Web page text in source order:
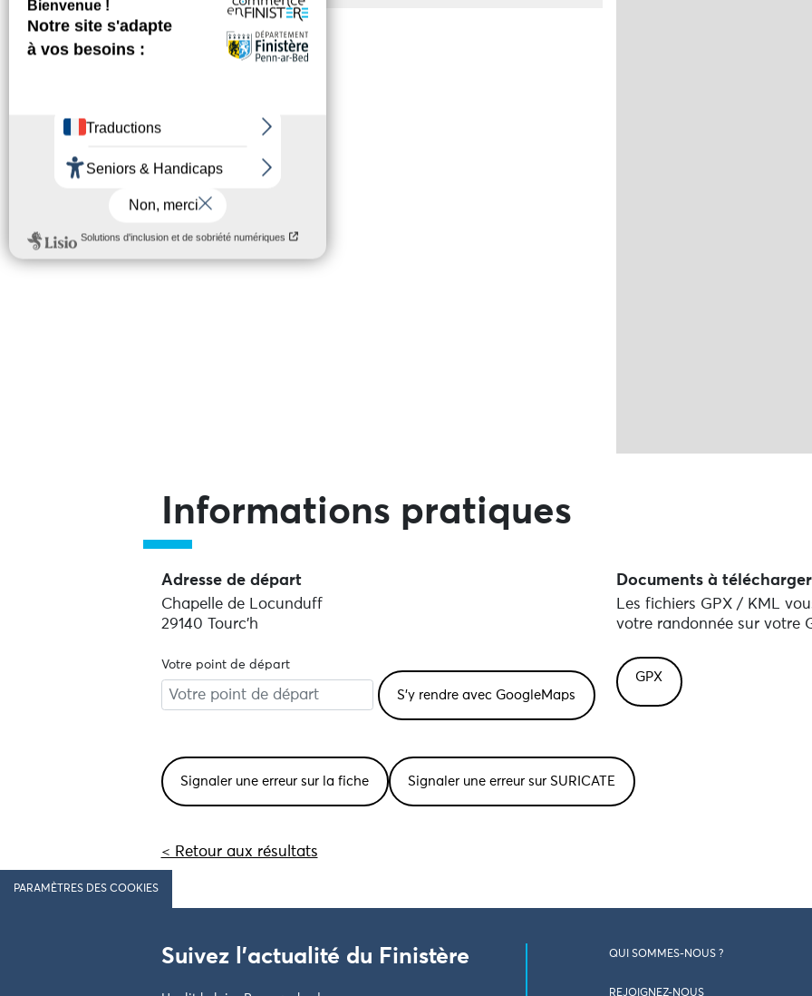
Informations pratiques
Adresse de départ
Chapelle de Locunduff
29140 Tourc'h
Votre point de départ
Documents à télécharger
Les fichiers GPX / KML
votre randonnée sur votre
GPX
Signaler une erreur sur la fiche Signaler une erreur sur SURICATE
< Retour aux résultats
PARAMÈTRES DES COOKIES
Suivez l'actualité du Finistère QUI SOMMES-NOUS ?
REJOIGNEZ-NOUS